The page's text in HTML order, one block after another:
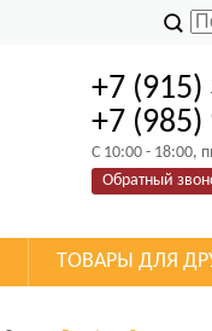
+7
+7
C 10:00 - 18:00,
Обратный
ТОВАРЫ ДЛЯ